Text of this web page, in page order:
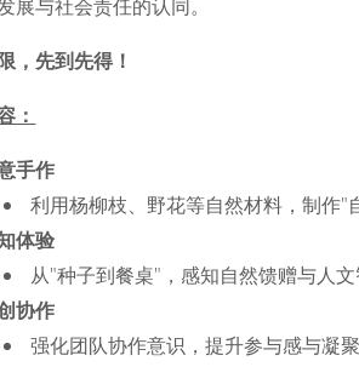
展与社会责任的认同。
，先到先得！
：
手作
利用杨柳枝、野花等自然材料，制作"
体验
从"种子到餐桌"，感知自然馈赠与人
协作
强化团队协作意识，提升参与感与凝